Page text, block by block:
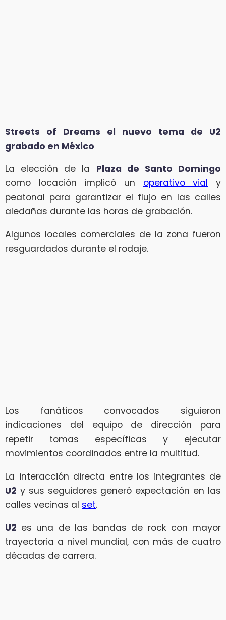
Streets of Dreams el nuevo tema de U2
grabado en México
La elección de la Plaza de Santo Domingo
como locación implicó un operativo vial y
peatonal para garantizar el flujo en las calles
aledañas durante las horas de grabación.
Algunos locales comerciales de la zona fueron
resguardados durante el rodaje.
Los fanáticos convocados siguieron
indicaciones del equipo de dirección para
repetir tomas específicas y ejecutar
movimientos coordinados entre la multitud.
La interacción directa entre los integrantes de
U2 y sus seguidores generó expectación en las
calles vecinas al set.
U2 es una de las bandas de rock con mayor
trayectoria a nivel mundial, con más de cuatro
décadas de carrera.